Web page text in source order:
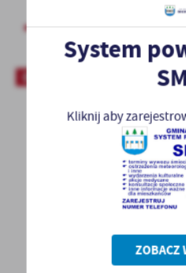
POWRÓT
POPRZEDNI
System
Kliknij aby
ZOBACZ